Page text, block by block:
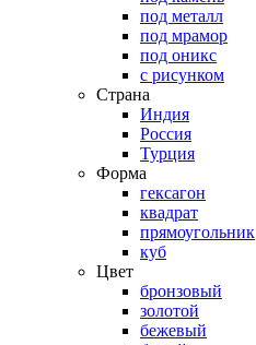
под металл
под мрамор
под оникс
с рисунком
Страна
Индия
Россия
Турция
Форма
гексагон
квадрат
прямоугольник
куб
Цвет
бронзовый
золотой
бежевый